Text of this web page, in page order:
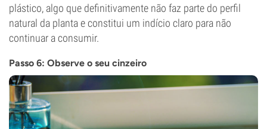
plástico, algo que definitivamente não faz parte do perfil
natural da planta e constitui um indício claro para não
continuar a consumir.
Passo 6: Observe o seu cinzeiro